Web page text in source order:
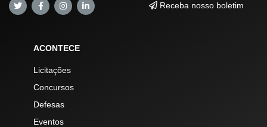
Receba nosso boletim
ACONTECE
Licitações
Concursos
Defesas
Eventos